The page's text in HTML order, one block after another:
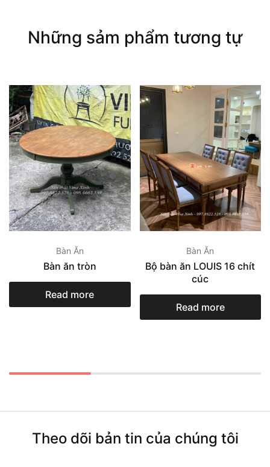
Những sảm phẩm tương tự
Bàn Ăn
Bàn ăn tròn
Read more
Bàn Ăn
Bộ bàn ăn LOUIS 16 chít
cúc
Read more
Theo dõi bản tin của chúng tôi